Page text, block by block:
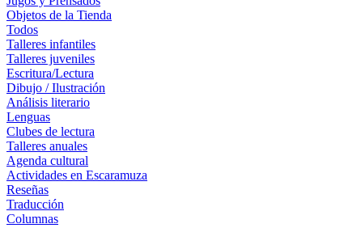
Objetos de la Tienda
Todos
Talleres infantiles
Talleres juveniles
Escritura/Lectura
Dibujo / Ilustración
Análisis literario
Lenguas
Clubes de lectura
Talleres anuales
Agenda cultural
Actividades en Escaramuza
Reseñas
Traducción
Columnas